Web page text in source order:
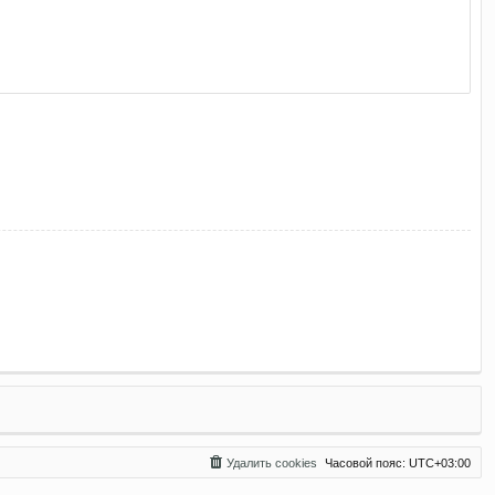
Часовой пояс: UTC+03:00
Удалить cookies